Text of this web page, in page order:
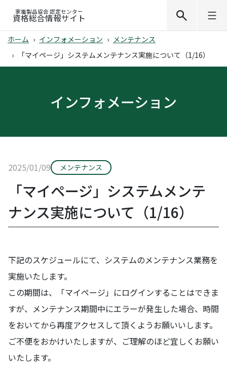
家電製品協会 認定センター
資格総合情報サイト
ホーム インフォメーション
メンテナンス
「マイページ」システムメンテナンス実施について（1/16）
インフォメーション
2025/01/09 メンテナンス
「マイページ」システムメンテ
ナンス実施について（1/16）
下記のスケジュールにて、システムのメンテナンス業務を
実施いたします。
この期間は、「マイページ」にログインすることはできま
すが、メンテナンス期間中にエラーが発生した場合、時間
をおいてから再度アクセスして頂くようお願いいします。
ご不便をおかけいたしますが、ご理解のほど宜しくお願い
いたします。